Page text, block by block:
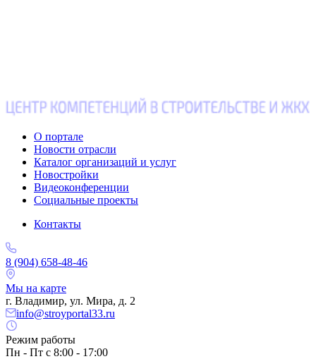
О портале
Новости отрасли
Каталог организаций и услуг
Новостройки
Видеоконференции
Социальные проекты
Контакты
8 (904) 658-48-46
Мы на карте
г. Владимир, ул. Мира, д. 2
info@stroyportal33.ru
Режим работы
Пн - Пт с 8:00 - 17:00